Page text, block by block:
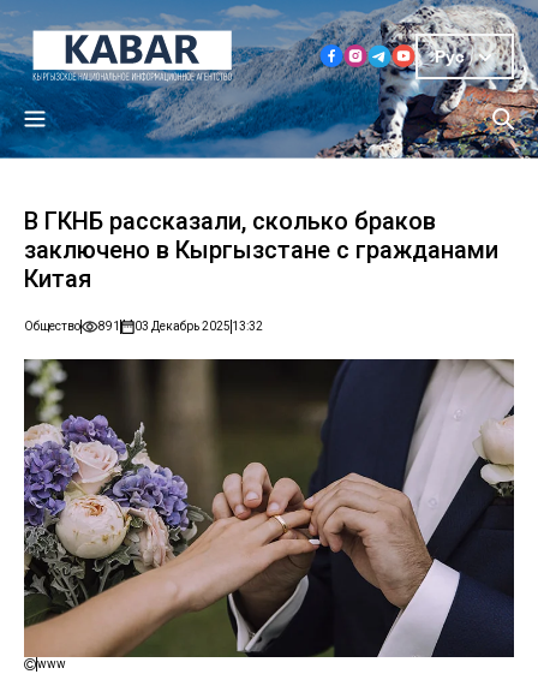
Рус
В ГКНБ рассказали, сколько браков
заключено в Кыргызстане с гражданами
Китая
Общество 891 03 Декабрь 2025 13:32
www